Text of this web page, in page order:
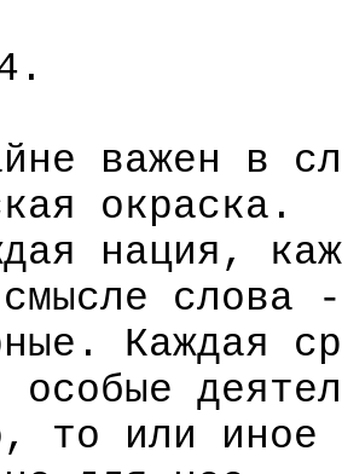
важен в
окраска.
нация,
слова
Каждая
особые
то или иное